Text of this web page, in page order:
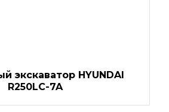
экскаватор HYUNDAI
R250LC-7A